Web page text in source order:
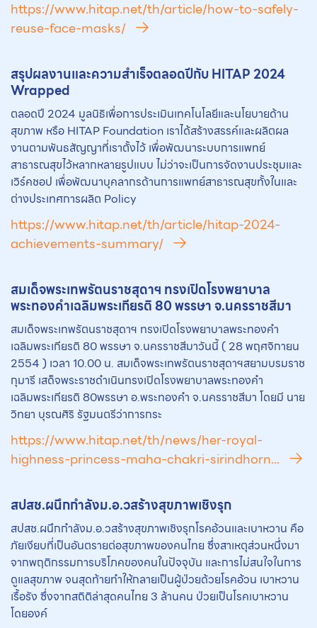
https://www.hitap.net/th/article/how-to-safely-
reuse-face-masks/
สรุปผลงานและความสำเร็จตลอดปีกับ HITAP 2024
Wrapped
ตลอดปี 2024 มูลนิธิเพื่อการประเมินเทคโนโลยีและนโยบายด้าน
สุขภาพ หรือ HITAP Foundation เราได้สร้างสรรค์และผลิตผล
งานตามพันธสัญญาที่เราตั้งไว้ เพื่อพัฒนาระบบการแพทย์
สาธารณสุขไว้หลากหลายรูปแบบ ไม่ว่าจะเป็นการจัดงานประชุมและ
เวิร์คชอป เพื่อพัฒนาบุคลากรด้านการแพทย์สาธารณสุขทั้งในและ
ต่างประเทศการผลิต Policy
https://www.hitap.net/th/article/hitap-2024-
achievements-summary/
สมเด็จพระเทพรัตนราชสุดาฯ ทรงเปิดโรงพยาบาล
พระทองคำเฉลิมพระเกียรติ 80 พรรษา จ.นครราชสีมา
สมเด็จพระเทพรัตนราชสุดาฯ ทรงเปิดโรงพยาบาลพระทองคำ
เฉลิมพระเกียรติ 80 พรรษา จ.นครราชสีมาวันนี้ ( 28 พฤศจิกายน
2554 ) เวลา 10.00 น. สมเด็จพระเทพรัตนราชสุดาฯสยามบรมราช
กุมารี เสด็จพระราชดำเนินทรงเปิดโรงพยาบาลพระทองคำ
เฉลิมพระเกียรติ 80พรรษา อ.พระทองคำ จ.นครราชสีมา โดยมี นาย
วิทยา บุรณศิริ รัฐมนตรีว่าการกระ
https://www.hitap.net/th/news/her-royal-
highness-princess-maha-chakri-sirindhorn...
สปสช.ผนึกกำลังม.อ.วสร้างสุขภาพเชิงรุก
สปสช.ผนึกกำลังม.อ.วสร้างสุขภาพเชิงรุกโรคอ้วนและเบาหวาน คือ
ภัยเงียบที่เป็นอันตรายต่อสุขภาพของคนไทย ซึ่งสาเหตุส่วนหนึ่งมา
จากพฤติกรรมการบริโภคของคนในปัจจุบัน และการไม่สนใจในการ
ดูแลสุขภาพ จนสุดท้ายทำให้กลายเป็นผู้ป่วยด้วยโรคอ้วน เบาหวาน
เรื้อรัง ซึ่งจากสถิติล่าสุดคนไทย 3 ล้านคน ป่วยเป็นโรคเบาหวาน
โดยองค์